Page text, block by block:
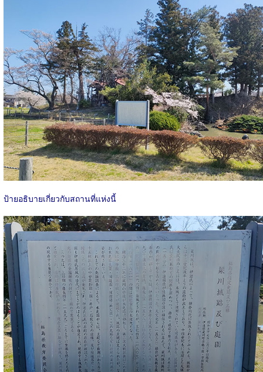
ป้ายอธิบายเกี่ยวกับสถานที่แห่งนี้